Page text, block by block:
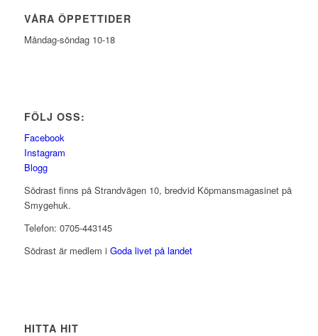
VÅRA ÖPPETTIDER
Måndag-söndag 10-18
FÖLJ OSS:
Facebook
Instagram
Blogg
Södrast finns på Strandvägen 10, bredvid Köpmansmagasinet på
Smygehuk.
Telefon: 0705-443145
Södrast är medlem i Goda livet på landet
HITTA HIT